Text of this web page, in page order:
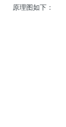
原理图如下：